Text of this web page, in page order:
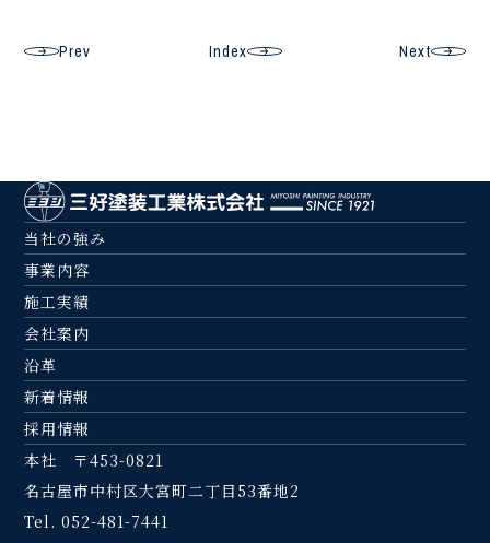
Prev Index Next
当社の強み
事業内容
施工実績
会社案内
沿革
新着情報
採用情報
本社 〒453-0821
名古屋市中村区大宮町二丁目53番地2
Tel. 052-481-7441